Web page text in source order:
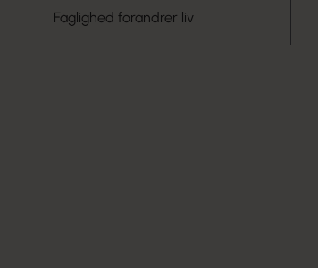
Faglighed forandrer liv